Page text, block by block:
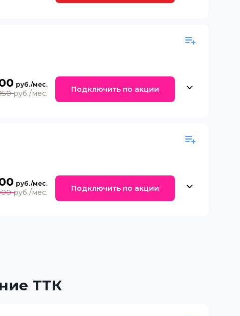
Подключить по акции
Подключить по акции
ТТК